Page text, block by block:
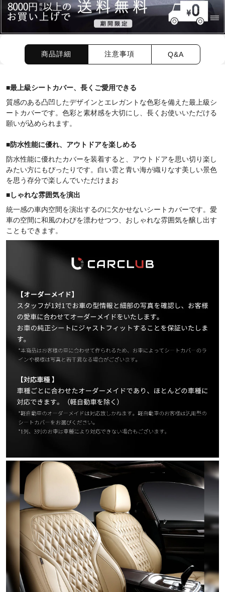
商品詳細 注意事項 Q&A
■最上級シートカバー、長くご愛用できる
質感のある凸凹したデザインとエレガントな色彩を備えた最上級シ
ートカバーです。色彩と素材感を大切にし、長くお使いいただける
願いが込められます。
■防水性能に優れ、アウトドアを楽しめる
防水性能に優れたカバーを装着すると、アウトドアを思い切り楽し
みたい方にもぴったりです。白い雲と青い海が織りなす美しい景色
を思う存分で楽しんでいただけまお
■しゃれな雰囲気を演出
統一感の車内空間を演出するのに欠かせないシートカバーです。愛
車の空間に和風のわびを漂わせつつ、おしゃれな雰囲気を醸し出す
こともできます。